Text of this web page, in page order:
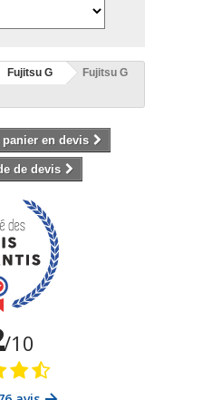
Fujitsu G
Fujitsu G
en devis
de devis